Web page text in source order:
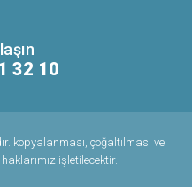
32 10
kopyalanması, çoğaltılması ve
işletilecektir.